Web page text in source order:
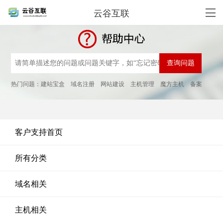
云谷互联
热门问题：建站宝盒 域名注册 网站建设 主机管理 魔方主机 备案
客户支持首页
所有分类
域名相关
主机相关